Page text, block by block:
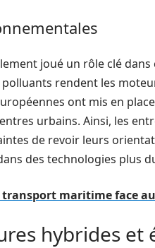
joué un rôle clé
rendent les
ont mis en
urbains. Ainsi, les
de revoir leurs
des technologies plus
transport maritime face
hybrides et